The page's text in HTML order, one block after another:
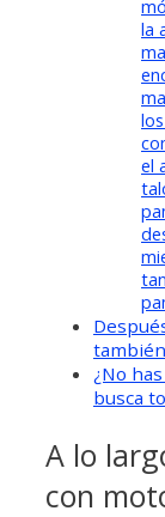
la
el
¿No
busca
A lo
con